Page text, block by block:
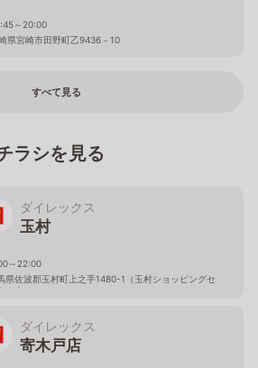
～20:00
県宮崎市田野町乙9436－10
すべて見る
ラシを見る
ダイレックス
玉村
～22:00
県佐波郡玉村町上之手1480-1（玉村ショッピングセ
ー内）
ダイレックス
寄木戸店